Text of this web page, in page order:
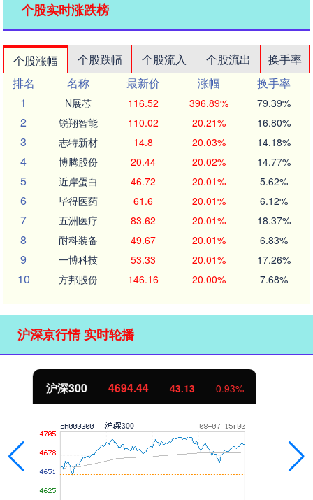
个股实时涨跌榜
个股涨幅 个股跌幅 个股流入 个股流出
换手率
排名
名称 最新价 涨幅
换手率
1
N展芯 116.52 396.89% 79.39%
2 锐翔智能 110.02 20.21% 16.80%
3 志特新材 14.8 20.03% 14.18%
4 博腾股份 20.44 20.02% 14.77%
5 近岸蛋白 46.72 20.01% 5.62%
6 毕得医药 61.6 20.01% 6.12%
7 五洲医疗 83.62 20.01% 18.37%
8 耐科装备 49.67 20.01% 6.83%
9 一博科技 53.33 20.01% 17.26%
10 方邦股份 146.16 20.00% 7.68%
沪深京行情 实时轮播
北证50 1134.24 11.37 1.01%